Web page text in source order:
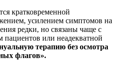
кратковременной
усилением симптомов на
редки, но связаны чаще с
пациентов или неадекватной
терапию без осмотра
флагов».